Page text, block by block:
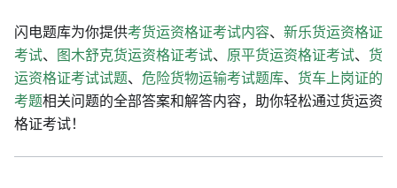
闪电题库为你提供考货运资格证考试内容、 新乐货运资格证
考试、 图木舒克货运资格证考试、 原平货运资格证考试、 货
运资格证考试试题、 危险货物运输考试题库、 货车上岗证的
考题相关问题的全部答案和解答内容，助你轻松通过货运资
格证考试！